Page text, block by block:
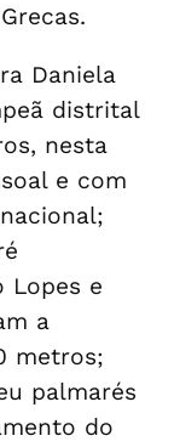
Daniela
distrital
nesta
e com
Lopes e
a
metros;
palmarés
do